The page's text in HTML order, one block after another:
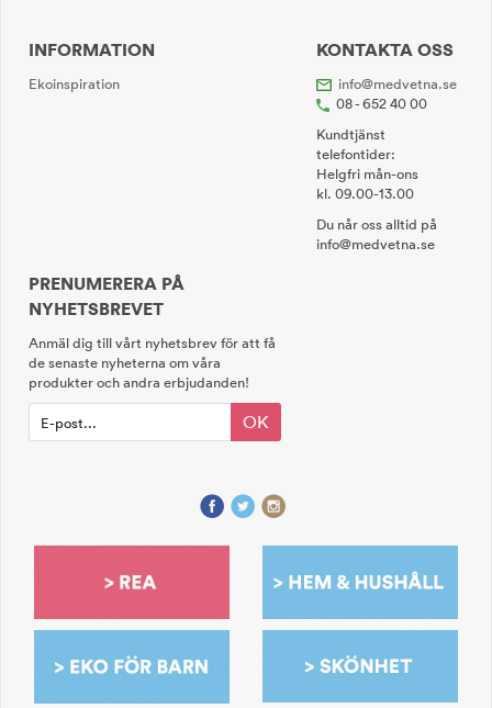
INFORMATION
Ekoinspiration
KONTAKTA OSS
info@medvetna.se
08 - 652 40 00
Kundtjänst
telefontider:
Helgfri mån-ons
kl. 09.00-13.00
Du når oss alltid på
info@medvetna.se
PRENUMERERA PÅ
NYHETSBREVET
Anmäl dig till vårt nyhetsbrev för att få
de senaste nyheterna om våra
produkter och andra erbjudanden!
OK